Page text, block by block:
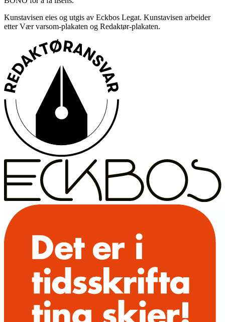
Kunstavisen eies og utgis av Eckbos Legat. Kunstavisen arbeider
etter Vær varsom-plakaten og Redaktør-plakaten.